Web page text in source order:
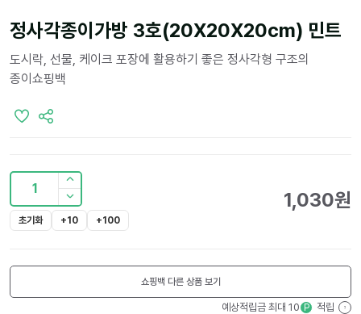
정사각종이가방 3호(20X20X20cm) 민트
도시락, 선물, 케이크 포장에 활용하기 좋은 정사각형 구조의
종이쇼핑백
1
초기화 +10 +100
1,030원
쇼핑백 다른 상품 보기
예상적립금 최대 10 P 적립 ?